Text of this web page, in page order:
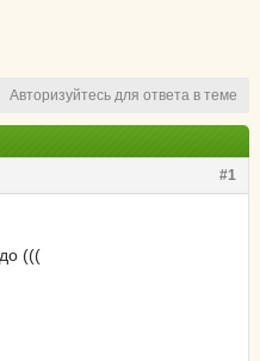
Авторизуйтесь для ответа в теме
#1
(((